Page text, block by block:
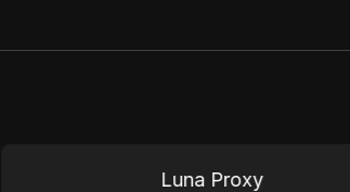
Luna Proxy